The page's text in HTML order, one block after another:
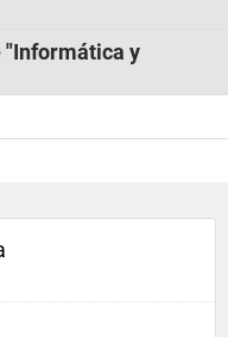
"Informática y